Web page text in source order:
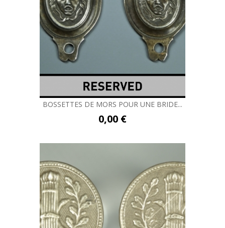
BOSSETTES DE MORS POUR UNE BRIDE...
0,00 €